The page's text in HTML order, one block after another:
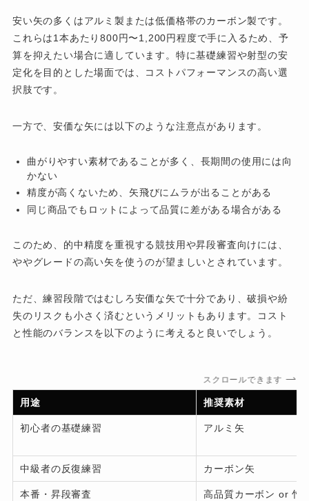
安い矢の多くはアルミ製または低価格帯のカーボン製です。
これらは1本あたり800円〜1,200円程度で手に入るため、予
算を抑えたい場合に適しています。特に基礎練習や射型の安
定化を目的とした場面では、コストパフォーマンスの高い選
択肢です。
一方で、安価な矢には以下のような注意点があります。
曲がりやすい素材であることが多く、長期間の使用には向
かない
精度が高くないため、矢飛びにムラが出ることがある
同じ商品でもロットによって品質に差がある場合がある
このため、的中精度を重視する競技用や昇段審査向けには、
ややグレードの高い矢を使うのが望ましいとされています。
ただ、練習段階ではむしろ安価な矢で十分であり、破損や紛
失のリスクも小さく済むというメリットもあります。コスト
と性能のバランスを以下のように考えると良いでしょう。
スクロールできます
用途 推奨素材
初心者の基礎練習 アルミ矢
中級者の反復練習 カーボン矢
本番・昇段審査 高品質カーボン or 竹